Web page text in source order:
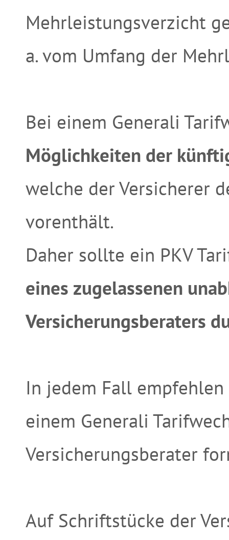
Mehrleistungsverzicht
a. vom Umfang der
Bei einem Generali
Möglichkeiten der
welche der Versicherer
vorenthält.
Daher sollte ein PKV
eines zugelassenen
Versicherungsberaters
In jedem Fall
einem Generali
Versicherungsberater
Auf Schriftstücke der